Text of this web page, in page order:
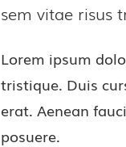
sem vitae risus
Lorem ipsum
tristique. Duis
erat. Aenean
posuere.